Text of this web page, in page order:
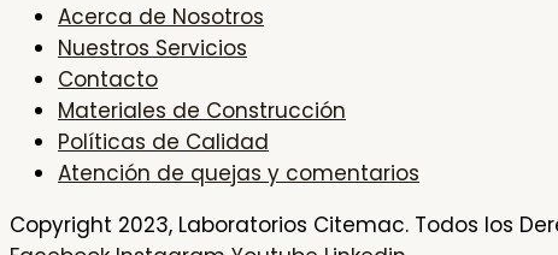
Acerca de Nosotros
Nuestros Servicios
Contacto
Materiales de Construcción
Políticas de Calidad
Atención de quejas y comentarios
Copyright 2023, Laboratorios Citemac. Todos los